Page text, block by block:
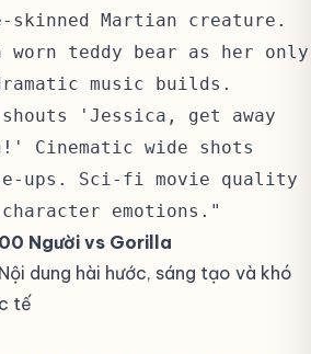
Martian creature.
worn teddy bear as her only
music builds.
'Jessica, get away
Cinematic wide shots
ups. Sci-fi movie quality
emotions."
Người vs Gorilla
Nội dung hài hước, sáng tạo và khó
tế